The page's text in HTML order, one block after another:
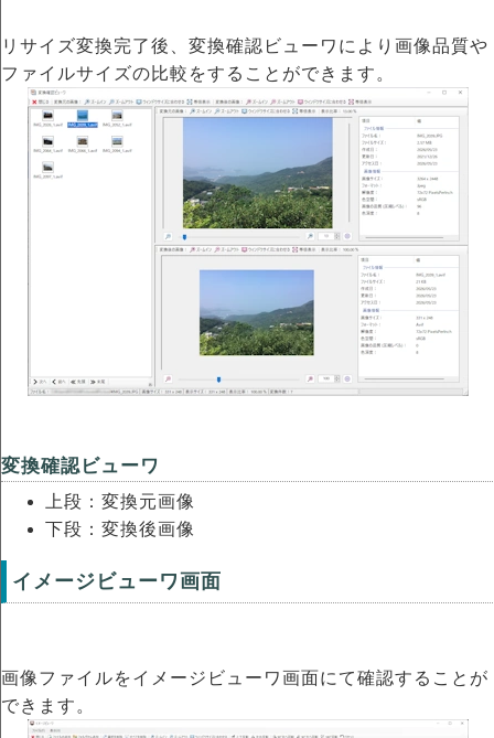
リサイズ変換完了後、変換確認ビューワにより画像品質や
ファイルサイズの比較をすることができます。
変換確認ビューワ
上段：変換元画像
下段：変換後画像
イメージビューワ画面
画像ファイルをイメージビューワ画面にて確認することが
できます。